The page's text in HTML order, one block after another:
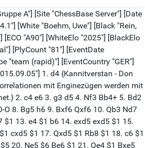
A"] [Site "ChessBase Server"] [Date
[White "Boehm, Uwe"] [Black "Rein,
"A90"] [WhiteElo "2025"] [BlackElo
[PlyCount "81"] [EventDate
"team (rapid)"] [EventCountry "GER"]
1. d4 {Kannitverstan - Don
mit Enginezügen werden mit
2. c4 e6 3. g3 d5 4. Nf3 Bb4+ 5. Bd2
O 8. Bg5 h6 9. Bxf6 Qxf6 10. Qb3 Nd7
$1 13. e4 $1 b6 14. exd5 exd5 $1 15.
cxd5 $1 17. Qxd5 $1 Rb8 $1 18. c6 $1
20. Ne5 $6 Be6 $1 21. Qe4 $1 Bxe5